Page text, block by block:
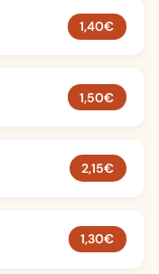
1,40€
1,50€
2,15€
1,30€